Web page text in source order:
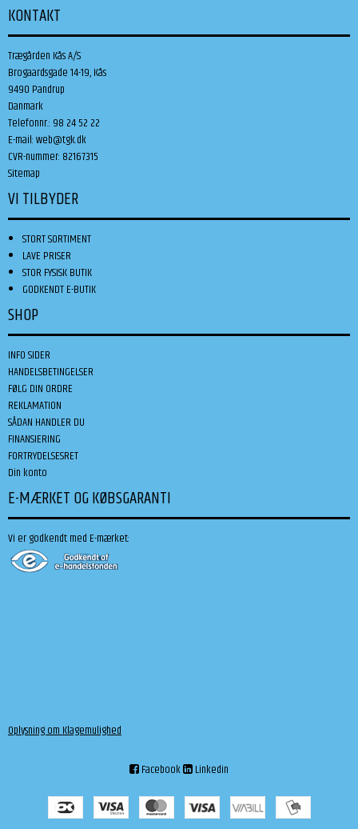
KONTAKT
Trægården Kås A/S
Brogaardsgade 14-19, Kås
9490 Pandrup
Danmark
Telefonnr.: 98 24 52 22
E-mail:web@tgk.dk
CVR-nummer: 82167315
Sitemap
VI TILBYDER
STORT SORTIMENT
LAVE PRISER
STOR FYSISK BUTIK
GODKENDT E-BUTIK
SHOP
INFO SIDER
HANDELSBETINGELSER
FØLG DIN ORDRE
REKLAMATION
SÅDAN HANDLER DU
FINANSIERING
FORTRYDELSESRET
Din konto
E-MÆRKET OG KØBSGARANTI
Vi er godkendt med E-mærket:
Oplysning om Klagemulighed
Facebook Linkedin